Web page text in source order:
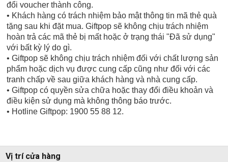
đổi voucher thành công.
• Khách hàng có trách nhiệm bảo mật thông tin mã thẻ quà
tặng sau khi đặt mua. Giftpop sẽ không chịu trách nhiệm
hoàn trả các mã thẻ bị mất hoặc ở trạng thái "Đã sử dụng"
với bất kỳ lý do gì.
• Giftpop sẽ không chịu trách nhiệm đối với chất lượng sản
phẩm hoặc dịch vụ được cung cấp cũng như đối với các
tranh chấp về sau giữa khách hàng và nhà cung cấp.
• Giftpop có quyền sửa chữa hoặc thay đổi điều khoản và
điều kiện sử dụng mà không thông báo trước.
• Hotline Giftpop: 1900 55 88 12.
Vị trí cửa hàng